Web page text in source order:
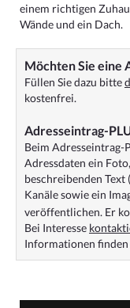
einem richtigen
Wände und ein Dach.
Möchten Sie eine
Füllen Sie dazu bitte
kostenfrei.
Adresseintrag-
Beim Adresseintrag-
Adressdaten ein
beschreibenden
Kanäle sowie ein
veröffentlichen. Er
Bei Interesse
Informationen finden